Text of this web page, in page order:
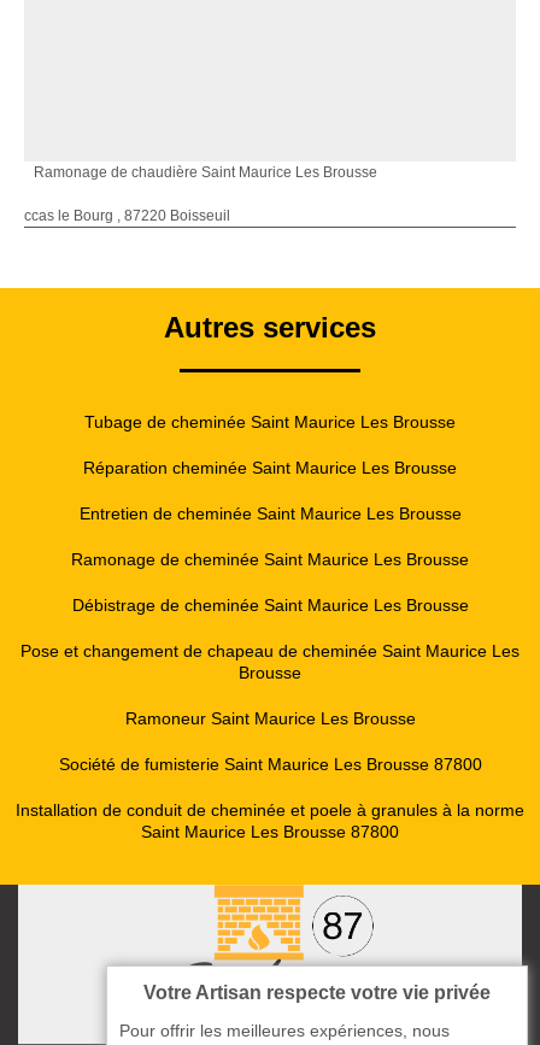
Ramonage de chaudière Saint Maurice Les Brousse
ccas le Bourg , 87220 Boisseuil
Autres services
Tubage de cheminée Saint Maurice Les Brousse
Réparation cheminée Saint Maurice Les Brousse
Entretien de cheminée Saint Maurice Les Brousse
Ramonage de cheminée Saint Maurice Les Brousse
Débistrage de cheminée Saint Maurice Les Brousse
Pose et changement de chapeau de cheminée Saint Maurice Les
Brousse
Ramoneur Saint Maurice Les Brousse
Société de fumisterie Saint Maurice Les Brousse 87800
Installation de conduit de cheminée et poele à granules à la norme
Saint Maurice Les Brousse 87800
Votre Artisan respecte votre vie privée
Pour offrir les meilleures expériences, nous